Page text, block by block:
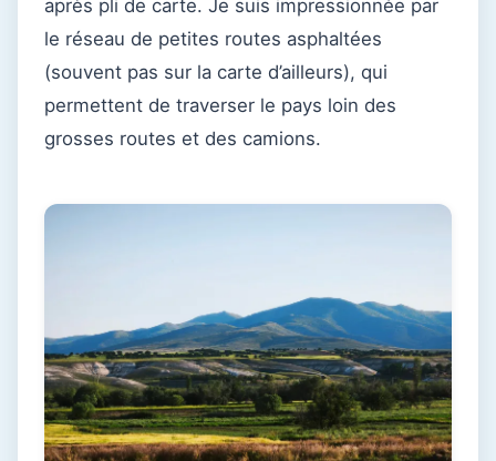
après pli de carte. Je suis impressionnée par
le réseau de petites routes asphaltées
(souvent pas sur la carte d’ailleurs), qui
permettent de traverser le pays loin des
grosses routes et des camions.